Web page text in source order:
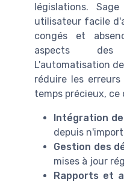
législations.
utilisateur facile
congés et
aspects des
L'automatisation
réduire les
temps précieux,
Intégration
depuis
Gestion des
mises à jour
Rapports et